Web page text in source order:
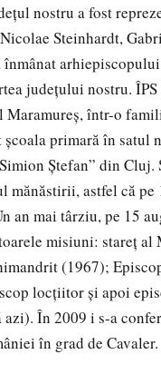
nostru a fost
Steinhardt,
judeţului nostru.
într-o
primară în satul
Ştefan” din
mănăstirii, astfel că
an mai târziu, pe 15
misiuni: stareţ al
(1967);
locţiitor şi apoi
azi). În 2009 i s-a
în grad de Cavaler.